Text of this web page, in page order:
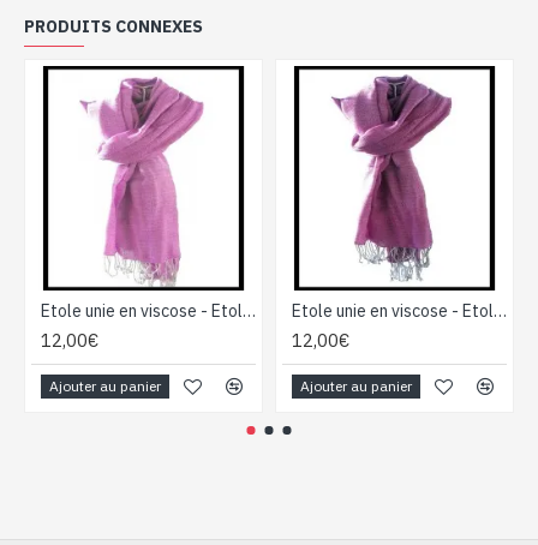
PRODUITS CONNEXES
Etole unie en viscose - Etole indienne
12,00€
Ajouter au panier
Etole unie en viscose - Etole indienne
12,00€
Ajouter au panier